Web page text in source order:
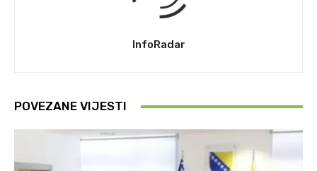
InfoRadar
POVEZANE VIJESTI